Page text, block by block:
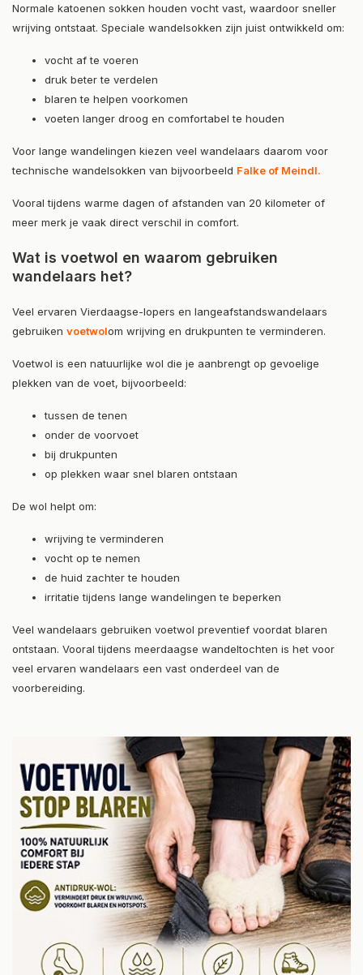
Normale katoenen sokken houden vocht vast, waardoor sneller
wrijving ontstaat. Speciale wandelsokken zijn juist ontwikkeld om:
vocht af te voeren
druk beter te verdelen
blaren te helpen voorkomen
voeten langer droog en comfortabel te houden
Voor lange wandelingen kiezen veel wandelaars daarom voor
technische wandelsokken van bijvoorbeeld Falke of Meindl.
Vooral tijdens warme dagen of afstanden van 20 kilometer of
meer merk je vaak direct verschil in comfort.
Wat is voetwol en waarom gebruiken
wandelaars het?
Veel ervaren Vierdaagse-lopers en langeafstandswandelaars
gebruiken voetwolom wrijving en drukpunten te verminderen.
Voetwol is een natuurlijke wol die je aanbrengt op gevoelige
plekken van de voet, bijvoorbeeld:
tussen de tenen
onder de voorvoet
bij drukpunten
op plekken waar snel blaren ontstaan
De wol helpt om:
wrijving te verminderen
vocht op te nemen
de huid zachter te houden
irritatie tijdens lange wandelingen te beperken
Veel wandelaars gebruiken voetwol preventief voordat blaren
ontstaan. Vooral tijdens meerdaagse wandeltochten is het voor
veel ervaren wandelaars een vast onderdeel van de
voorbereiding.